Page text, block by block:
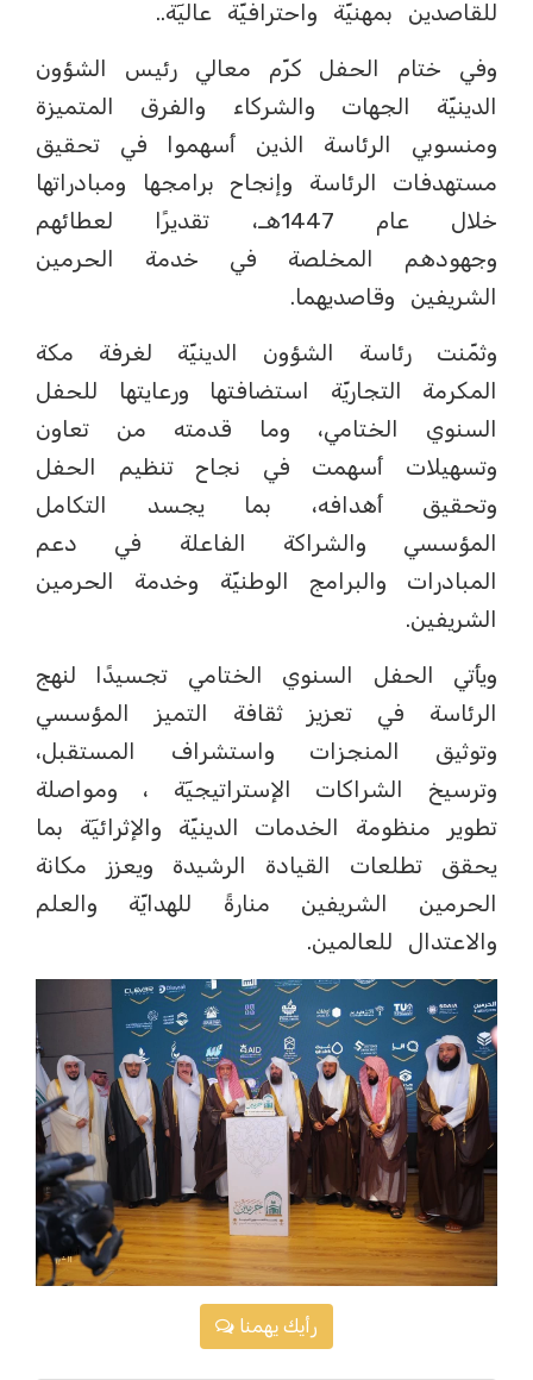
للقاصدين بمهنيّة واحترافيّة عاليٓة..
وفي ختام الحفل كرّم معالي رئيس الشؤون
الدينيّة الجهات والشركاء والفرق المتميزة
ومنسوبي الرئاسة الذين أسهموا في تحقيق
مستهدفات الرئاسة وإنجاح برامجها ومبادراتها
خلال عام 1447هـ، تقديرًا لعطائهم
وجهودهم المخلصة في خدمة الحرمين
الشريفين وقاصديهما.
وثمّنت رئاسة الشؤون الدينيّة لغرفة مكة
المكرمة التجاريّة استضافتها ورعايتها للحفل
السنوي الختامي، وما قدمته من تعاون
وتسهيلات أسهمت في نجاح تنظيم الحفل
وتحقيق أهدافه، بما يجسد التكامل
المؤسسي والشراكة الفاعلة في دعم
المبادرات والبرامج الوطنيّة وخدمة الحرمين
الشريفين.
ويأتي الحفل السنوي الختامي تجسيدًا لنهج
الرئاسة في تعزيز ثقافة التميز المؤسسي
وتوثيق المنجزات واستشراف المستقبل،
وترسيخ الشراكات الإستراتيجيٓة ، ومواصلة
تطوير منظومة الخدمات الدينيّة والإثرائيٓة بما
يحقق تطلعات القيادة الرشيدة ويعزز مكانة
الحرمين الشريفين منارةً للهدايّة والعلم
والاعتدال للعالمين.
رأيك يهمنا